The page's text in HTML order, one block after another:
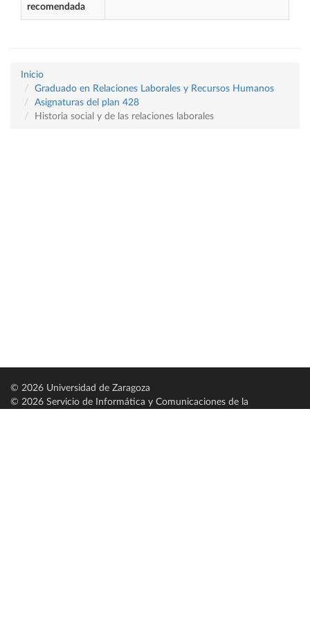
recomendada
Inicio
Graduado en Relaciones Laborales y Recursos Humanos
Asignaturas del plan 428
Historia social y de las relaciones laborales
© 2026 Universidad de Zaragoza
© 2026 Servicio de Informática y Comunicaciones de la